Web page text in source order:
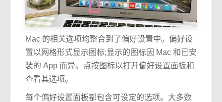
Mac 的相关选项均整合到了偏好设置中。偏好设
置以网格形式显示图标;显示的图标因 Mac 和已安
装的 App 而异。点按图标以打开偏好设置面板和
查看其选项。
每个偏好设置面板都包含可设定的选项。大多数